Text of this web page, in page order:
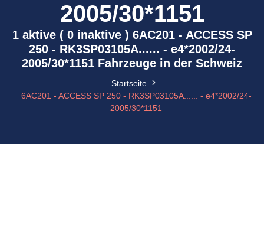
2005/30*1151
1 aktive ( 0 inaktive ) 6AC201 - ACCESS SP
250 - RK3SP03105A...... - e4*2002/24-
2005/30*1151 Fahrzeuge in der Schweiz
Startseite
6AC201 - ACCESS SP 250 - RK3SP03105A...... - e4*2002/24-
2005/30*1151